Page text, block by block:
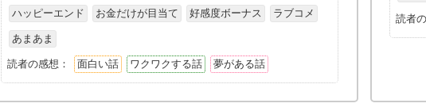
ハッピーエンド お金だけが目当て 好感度ボーナス ラブコメ
あまあま
読者の感想： 面白い話 ワクワクする話 夢がある話
読者